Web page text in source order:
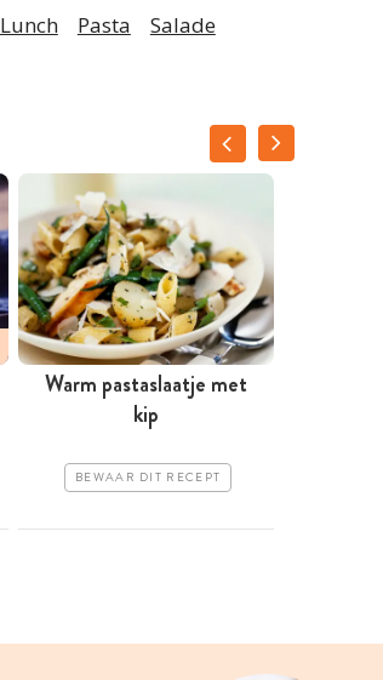
Lunch Pasta
Salade
Warm pastaslaatje met
kip
BEWAAR DIT RECEPT